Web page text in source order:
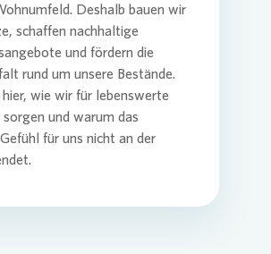
Deshalb bauen wir
schaffen nachhaltige
und fördern die
rund um unsere Bestände.
hier, wie wir für lebenswerte
und warum das
für uns nicht an der